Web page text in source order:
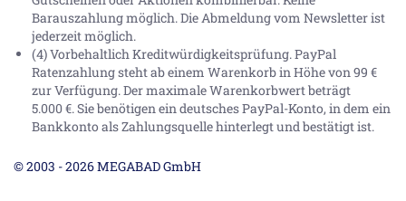
Barauszahlung möglich. Die Abmeldung vom Newsletter ist
jederzeit möglich.
(4) Vorbehaltlich Kreditwürdigkeitsprüfung. PayPal
Ratenzahlung steht ab einem Warenkorb in Höhe von99 €
zur Verfügung. Der maximale Warenkorbwert beträgt
5.000 €. Sie benötigen ein deutsches PayPal-Konto, in dem ein
Bankkonto als Zahlungsquelle hinterlegt und bestätigt ist.
© 2003 - 2026 MEGABAD GmbH